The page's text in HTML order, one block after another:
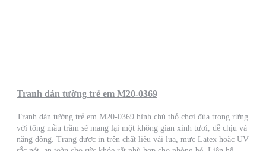
Tranh dán tường trẻ em M20-0369
Tranh dán tường trẻ em M20-0369 hình chú thỏ chơi đùa trong rừng
với tông mầu trầm sẽ mang lại một không gian xinh tươi, dễ chịu và
năng động. Trang được in trên chất liệu vải lụa, mực Latex hoặc UV